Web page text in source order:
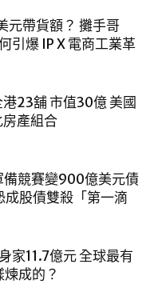
元帶貨額？ 攤手哥
引爆 IP X 電商工業革
23舖 市值30億 美國
產組合
競賽變900億美元債
成股債雙殺「第一滴
家11.7億元 全球最有
成的？